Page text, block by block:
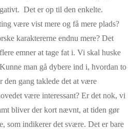
Det er op til den enkelte.
være vist mere og få mere plads?
karaktererne endnu mere? Det
emner at tage fat i. Vi skal huske
man gå dybere ind i, hvordan to
den gang taklede det at være
være interessant? Er det nok, vi
bliver der kort nævnt, at tiden gør
som indikerer det svære. Det er bare